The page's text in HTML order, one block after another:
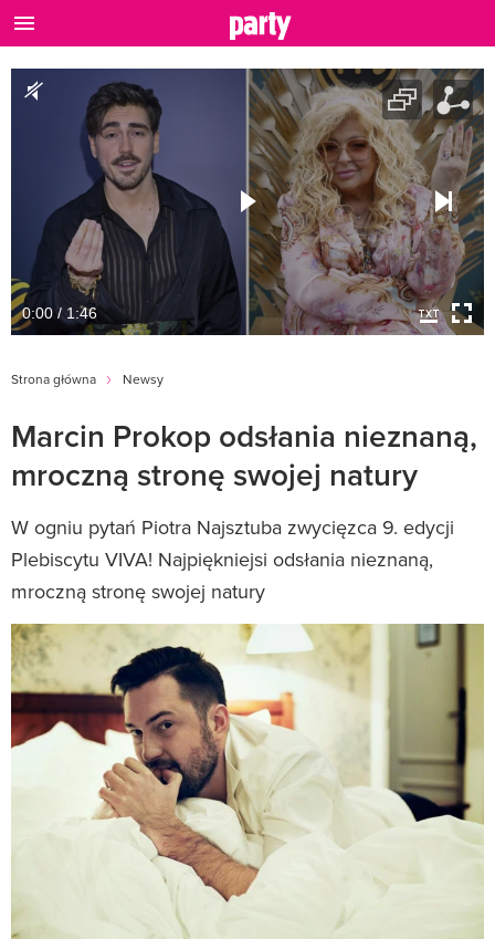
0:00 / 1:46
Strona główna Newsy
Marcin Prokop odsłania nieznaną,
mroczną stronę swojej natury
W ogniu pytań Piotra Najsztuba zwycięzca 9. edycji
Plebiscytu VIVA! Najpiękniejsi odsłania nieznaną,
mroczną stronę swojej natury